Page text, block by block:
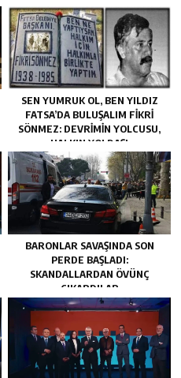
SEN YUMRUK OL, BEN YILDIZ
FATSA’DA BULUŞALIM FIKRI
SÖNMEZ: DEVRIMIN YOLCUSU,
HALKIN YOLDAŞI
BARONLAR SAVAŞINDA SON
PERDE BAŞLADI:
SKANDALLARDAN ÖVÜNÇ
ÇIKARDILAR